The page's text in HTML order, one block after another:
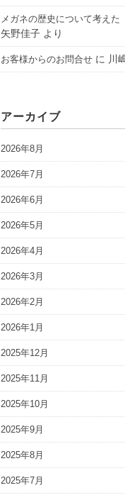
メガネの歴史について考え
矢野佳子 より
お客様からのお問合せ に 川
アーカイブ
2026年8月
2026年7月
2026年6月
2026年5月
2026年4月
2026年3月
2026年2月
2026年1月
2025年12月
2025年11月
2025年10月
2025年9月
2025年8月
2025年7月